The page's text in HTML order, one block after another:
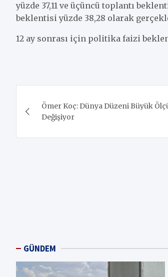
yüzde 37,11 ve üçüncü toplantı
beklentisi yüzde 38,28 olarak
12 ay sonrası için politika faizi
gezinmesi
Ömer Koç: Dünya Düzeni Büyük
Değişiyor
GÜNDEM